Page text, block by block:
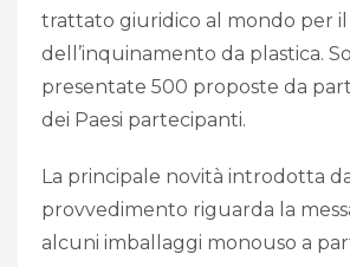
trattato giuridico al mondo per
dell’inquinamento da plastica.
presentate 500 proposte da
dei Paesi partecipanti.
La principale novità introdotta
provvedimento riguarda la
alcuni imballaggi monouso a